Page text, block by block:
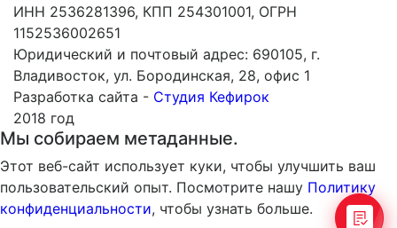
ИНН 2536281396, КПП 254301001, ОГРН
1152536002651
Юридический и почтовый адрес: 690105, г.
Владивосток, ул. Бородинская, 28, офис 1
Разработка сайта - Студия Кефирок
2018 год
Мы собираем метаданные.
Этот веб-сайт использует куки, чтобы улучшить ваш
пользовательский опыт. Посмотрите нашу Политику
конфиденциальности, чтобы узнать больше.